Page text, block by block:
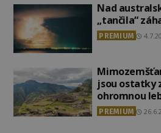
Nad
„tančila“
PREMIUM
jsou ostatky
ohromnou
PREMIUM